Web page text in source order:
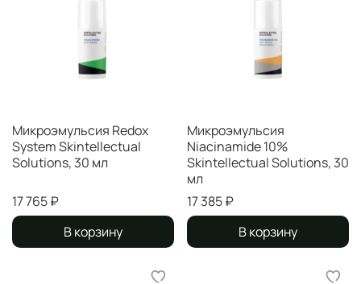
Микроэмульсия Redox
System Skintellectual
Solutions, 30 мл
17 765 ₽
В корзину
Микроэмульсия
Niacinamide 10%
Skintellectual Solutions, 30
мл
17 385 ₽
В корзину